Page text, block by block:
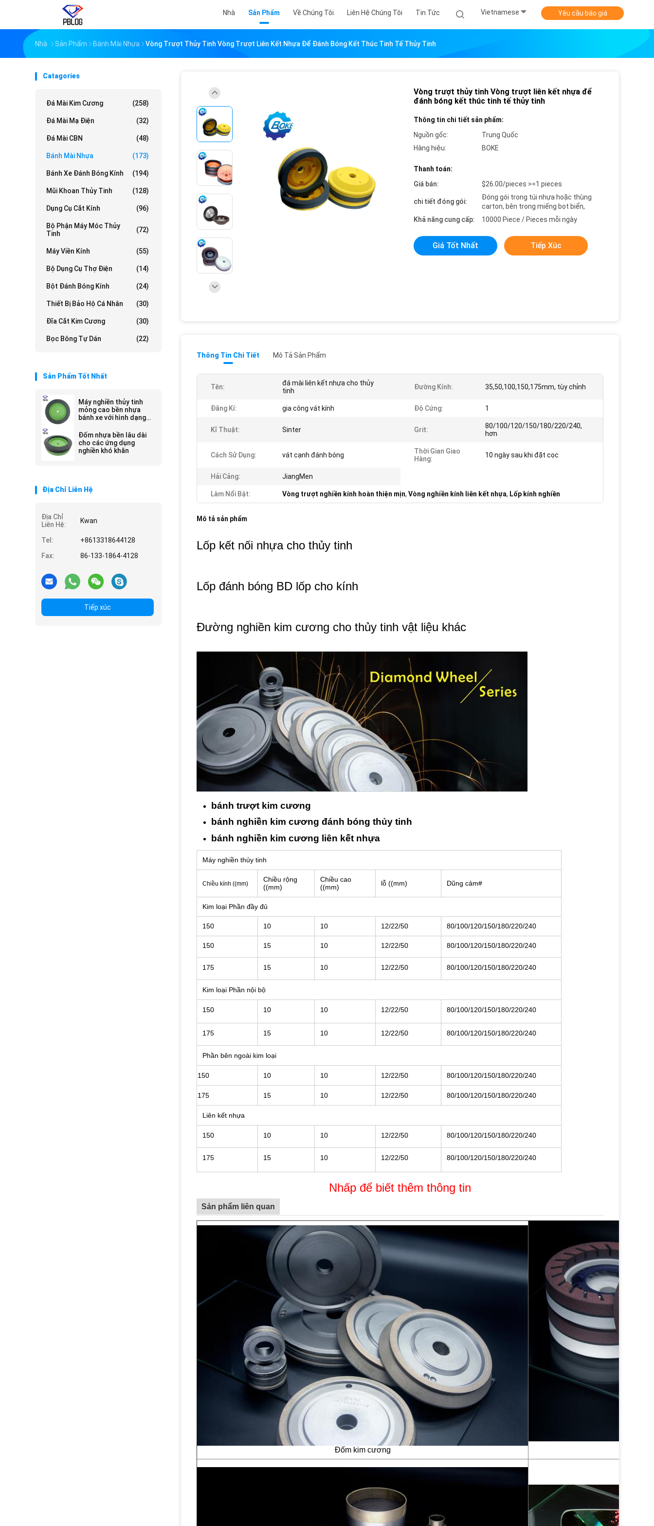
Nhà Sản Phẩm Về Chúng Tôi Liên Hệ Chúng Tôi Tin Tức Vietnamese Yêu cầu báo giá
Nhà Sản Phẩm Bánh Mài Nhựa Vòng Trượt Thủy Tinh Vòng Trượt Liên Kết Nhựa Để Đánh Bóng Kết Thúc Tinh Tế Thủy Tinh
Catagories
Đá Mài Kim Cương (258)
Đá Mài Mạ Điện (32)
Đá Mài CBN (48)
Bánh Mài Nhựa (173)
Bánh Xe Đánh Bóng Kính (194)
Mũi Khoan Thủy Tinh (128)
Dụng Cụ Cắt Kính (96)
Bộ Phận Máy Móc Thủy
Tinh
(72)
Máy Viền Kính (55)
Bộ Dụng Cụ Thợ Điện (14)
Bột Đánh Bóng Kính (24)
Thiết Bị Bảo Hộ Cá Nhân (30)
Đĩa Cắt Kim Cương (30)
Bọc Bông Tự Dán (22)
Sản Phẩm Tốt Nhất
Máy nghiền thủy tinh
mỏng cao bền nhựa
bánh xe với hình dạng
Đốm nhựa bền lâu dài
cho các ứng dụng
nghiền khó khăn
Địa Chỉ Liên Hệ
Địa Chỉ
Liên Hệ:
Kwan
Tel:
+8613318644128
Fax:
86-133-1864-4128
Tiếp xúc
Vòng trượt thủy tinh Vòng trượt liên kết nhựa để
đánh bóng kết thúc tinh tế thủy tinh
Thông tin chi tiết sản phẩm:
Nguồn gốc:
Trung Quốc
Hàng hiệu:
BOKE
Thanh toán:
Giá bán:
$26.00/pieces >=1 pieces
chi tiết đóng gói:
Đóng gói trong túi nhựa hoặc thùng
carton, bên trong miếng bọt biển,
Khả năng cung cấp:
10000 Piece / Pieces mỗi ngày
Giá Tốt Nhất Tiếp Xúc
Thông Tin Chi Tiết Mô Tả Sản Phẩm
Tên:
đá mài liên kết nhựa cho thủy
tinh
Đường Kính: 35,50,100,150,175mm, tùy chỉnh
Đăng Kí: gia công vát kính Độ Cứng: 1
Kĩ Thuật: Sinter Grit:
80/100/120/150/180/220/240,
hơn
Cách Sử Dụng: vát cạnh đánh bóng
Thời Gian Giao
Hàng:
10 ngày sau khi đặt cọc
Hải Cảng: JiangMen
Làm Nổi Bật: Vòng trượt nghiền kính hoàn thiện mịn, Vòng nghiền kính liên kết nhựa, Lốp kính nghiền
Mô tả sản phẩm
Lốp kết nối nhựa cho thủy tinh
Lốp đánh bóng BD lốp cho kính
Đường nghiền kim cương cho thủy tinh vật liệu khác
bánh trượt kim cương
bánh nghiền kim cương đánh bóng thủy tinh
bánh nghiền kim cương liên kết nhựa
Máy nghiền thủy tinh
Chiều kính ((mm)
Chiều rộng
((mm)
Chiều cao
((mm)
lỗ ((mm) Dũng cảm#
Kim loại Phần đầy đủ
150 10 10 12/22/50 80/100/120/150/180/220/240
150 15 10 12/22/50 80/100/120/150/180/220/240
175 15 10 12/22/50 80/100/120/150/180/220/240
Kim loại Phần nội bộ
150 10 10 12/22/50 80/100/120/150/180/220/240
175 15 10 12/22/50 80/100/120/150/180/220/240
Phần bên ngoài kim loại
150 10 10 12/22/50 80/100/120/150/180/220/240
175 15 10 12/22/50 80/100/120/150/180/220/240
Liên kết nhựa
150 10 10 12/22/50 80/100/120/150/180/220/240
175 15 10 12/22/50 80/100/120/150/180/220/240
Nhấp để biết thêm thông tin
Sản phẩm liên quan
Đốm kim cương